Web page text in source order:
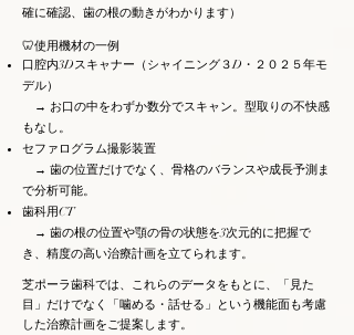
確に確認、歯の根の動きがわかります）
🦷使用機材の一例
口腔内3Dスキャナー（シャイニング３D・２０２５年モ
デル）
→ お口の中をわずか数分でスキャン。型取りの不快感
もなし。
セファログラム撮影装置
→ 歯の位置だけでなく、骨格のバランスや成長予測ま
で分析可能。
歯科用CT
→ 歯の根の位置や顎の骨の状態を3次元的に把握で
き、精度の高い治療計画を立てられます。
芝ポーラ歯科では、これらのデータをもとに、「見た
目」だけでなく「噛める・話せる」という機能面も考慮
した治療計画をご提案します。
当院ではCTを
活用すること
で、歯ぐきの中
に埋まっている
歯の位置や向き
を正確に把握す
ることができま
す。
矯正治療におい
の根が歯ぐきの
外に突出してし
まうといったト
ラブルが起こる
矯正治療においては、歯の